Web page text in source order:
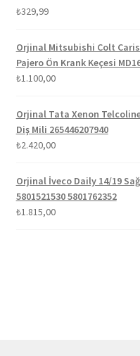
5 üzerinden
₺329,99
Orjinal Mitsubishi Colt
Pajero Ön Krank Keçesi
₺1.100,00
Orjinal Tata Xenon
Diş Mili 265446207940
₺2.420,00
Orjinal İveco Daily 14/19
5801521530 5801762352
₺1.815,00